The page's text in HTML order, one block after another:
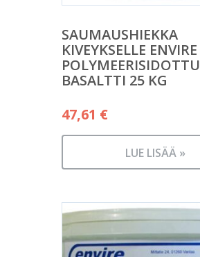
SAUMAUSHIEKKA
KIVEYKSELLE ENVIRE
POLYMEERISIDOTTU
BASALTTI 25 KG
47,61 €
LUE LISÄÄ »